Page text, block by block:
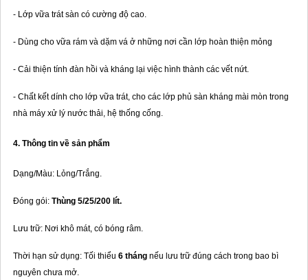
- Lớp vữa trát sàn có cường độ cao.
- Dùng cho vữa rám và dặm vá ở những nơi cần lớp hoàn thiện mỏng
- Cải thiện tính đàn hồi và kháng lại việc hình thành các vết nứt.
- Chất kết dính cho lớp vữa trát, cho các lớp phủ sàn kháng mài mòn trong
nhà máy xử lý nước thải, hệ thống cống.
4. Thông tin về sản phẩm
Dạng/Màu: Lỏng/Trắng.
Đóng gói: Thùng 5/25/200 lít.
Lưu trữ: Nơi khô mát, có bóng râm.
Thời hạn sử dụng: Tối thiểu 6 tháng nếu lưu trữ đúng cách trong bao bì
nguyên chưa mở.